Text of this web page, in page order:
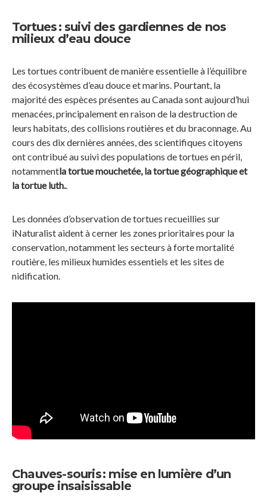
Tortues : suivi des gardiennes de nos
milieux d’eau douce
Les tortues contribuent de manière essentielle à l’équilibre
des écosystèmes d’eau douce et marins. Pourtant, la
majorité des espèces présentes au Canada sont aujourd’hui
menacées, principalement en raison de la destruction de
leurs habitats, des collisions routières et du braconnage. Au
cours des dix dernières années, des scientifiques citoyens
ont contribué au suivi des populations de tortues en péril,
notammentla tortue mouchetée, la tortue géographique et
la tortue luth..
Les données d’observation de tortues recueillies sur
iNaturalist aident à cerner les zones prioritaires pour la
conservation, notamment les secteurs à forte mortalité
routière, les milieux humides essentiels et les sites de
nidification.
Chauves-souris : mise en lumière d’un
groupe insaisissable